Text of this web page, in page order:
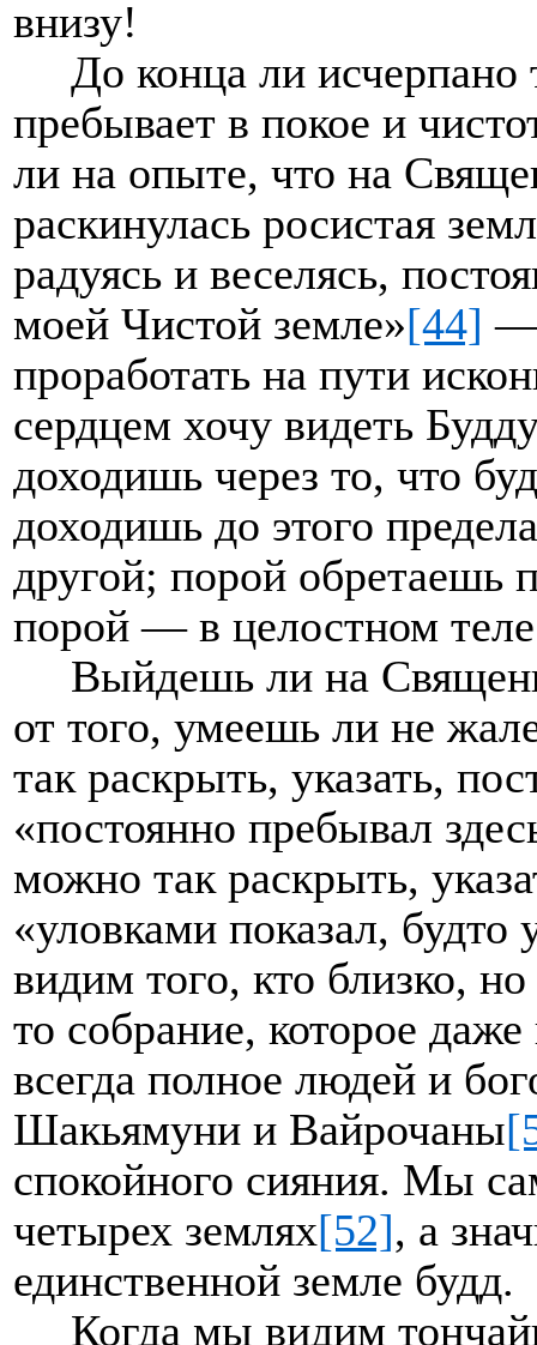
внизу!
До конца ли исчерпано
пребывает в покое и
ли на опыте, что на
раскинулась росистая
радуясь и веселясь,
моей Чистой земле»[44] —
проработать на пути
сердцем хочу видеть
доходишь через то, что
доходишь до этого
другой; порой обретаешь
порой — в целостном теле
Выйдешь ли на
от того, умеешь ли не
так раскрыть, указать,
«постоянно пребывал
можно так раскрыть,
«уловками показал,
видим того, кто близко,
то собрание, которое
всегда полное людей и
Шакьямуни и Вайрочаны
спокойного сияния. Мы
четырех землях[52], а
единственной земле будд.
Когда мы видим